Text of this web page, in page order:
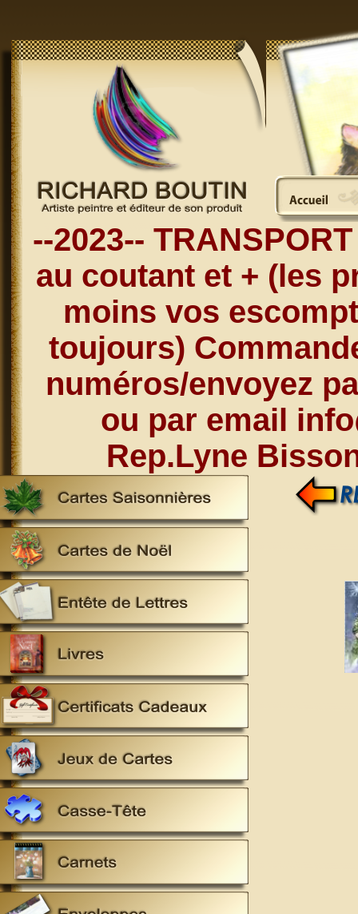
--2023--
au coutant et + (les
moins vos
toujours)
numéros/envoyez
ou par email
Rep.Lyne